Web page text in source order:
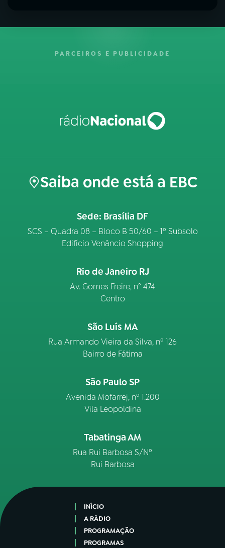
PARCEIROS E PUBLICIDADE
Saiba onde está a EBC
Sede: Brasília DF
SCS – Quadra 08 – Bloco B 50/60 – 1º Subsolo
Edifício Venâncio Shopping
Rio de Janeiro RJ
Av. Gomes Freire, n° 474
Centro
São Luís MA
Rua Armando Vieira da Silva, nº 126
Bairro de Fátima
São Paulo SP
Avenida Mofarrej, nº 1.200
Vila Leopoldina
Tabatinga AM
Rua Rui Barbosa S/Nº
Rui Barbosa
INÍCIO
A RÁDIO
PROGRAMAÇÃO
PROGRAMAS